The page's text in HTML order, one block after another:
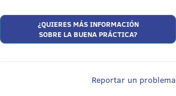
¿QUIERES MÁS INFORMACIÓN
SOBRE LA BUENA PRÁCTICA?
Reportar un problema